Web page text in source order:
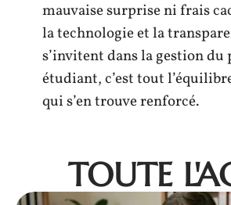
mauvaise surprise ni frais
la technologie et la
s’invitent dans la gestion du
étudiant, c’est tout
qui s’en trouve renforcé.
TOUTE